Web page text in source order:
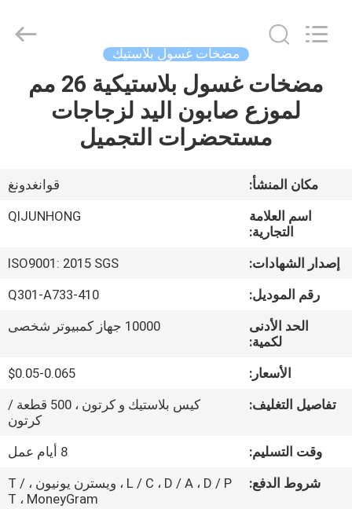
المنزل
المنتجات
برنامج
عنّا
جولة
المصنع
مراقبة
الجودة
اتصل
PRODUCTS
MANUFACTORY
مضخات غسول بلاستيك
مضخات غسول بلاستيكية 26 مم
لموزع صابون اليد لزجاجات
مستحضرات التجميل
مكان المنشأ:
قوانغدونغ
اسم العلامة
التجارية:
QIJUNHONG
إصدار الشهادات:
ISO9001: 2015 SGS
رقم الموديل:
Q301-A733-410
الحد الأدنى
لكمية:
10000 جهاز كمبيوتر شخصى
الأسعار:
$0.05-0.065
تفاصيل التغليف:
كيس بلاستيك و كرتون ، 500 قطعة /
كرتون
وقت التسليم:
8 أيام عمل
شروط الدفع:
L / C ، D / A ، D / P ، ويسترن يونيون ، T /
T ، MoneyGram